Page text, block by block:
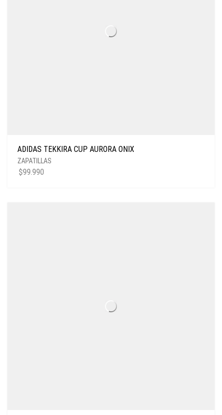
ADIDAS TEKKIRA CUP AURORA ONIX
ZAPATILLAS
$99.990